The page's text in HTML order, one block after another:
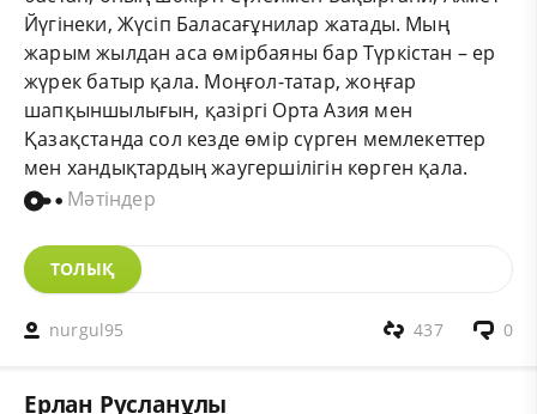
Йүгінеки, Жүсіп Баласағұнилар жатады. Мың
жарым жылдан аса өмірбаяны бар Түркістан – ер
жүрек батыр қала. Моңғол-татар, жоңғар
шапқыншылығын, қазіргі Орта Азия мен
Қазақстанда сол кезде өмір сүрген мемлекеттер
мен хандықтардың жаугершілігін көрген қала.
Мәтіндер
ТОЛЫҚ
nurgul95 0
437
Ерлан Русланұлы